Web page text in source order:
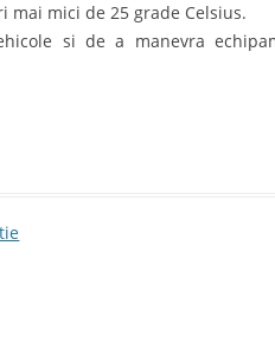
mai mici de 25 grade Celsius.
si de a manevra